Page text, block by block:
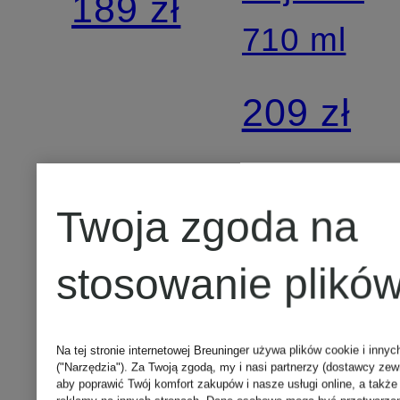
189 zł
TO
LIFE
710 ml
209 zł
Twoja zgoda na
stosowanie
Na tej stronie internetowej Breuninger używa plików cookie i
("Narzędzia"). Za Twoją zgodą, my i nasi partnerzy (dostawcy
aby poprawić Twój komfort zakupów i nasze usługi online, a